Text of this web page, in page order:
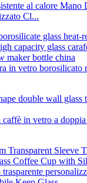
al calore Mano
Cl...
in vetro borosilicato
caffè in vetro a
trasparente